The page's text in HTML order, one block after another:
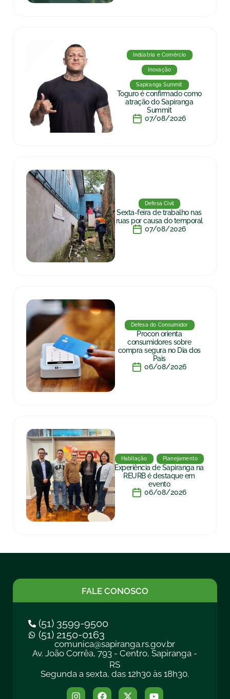
Indústria e Comércio
Inovação
Sapiranga Summit
Toguro é confirmado como
atração do Sapiranga
Summit
07/08/2026
Defesa Civil
Sexta-feira de trabalho nas
ruas por causa do temporal
07/08/2026
Defesa do Consumidor
Procon orienta
consumidores sobre
compra segura no Dia dos
Pais
06/08/2026
Habitação Planejamento
Experiência de Sapiranga na
REURB é destaque em
evento
06/08/2026
FALE CONOSCO
(51) 3599-9500
(51) 2150-0163
comunica@sapiranga.rs.gov.br
Av. João Corrêa, 793 - Centro, Sapiranga -
RS
Segunda a sexta, das 12h30 às 18h30.